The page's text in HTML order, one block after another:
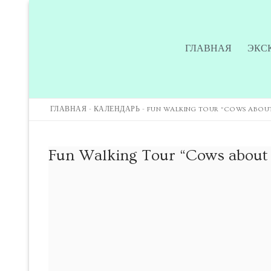
ГЛАВНАЯ
Главная
ГЛАВНАЯ - КАЛЕНДАРЬ - FUN WALKING TOUR “COWS
Fun Walking Tour “Cows about